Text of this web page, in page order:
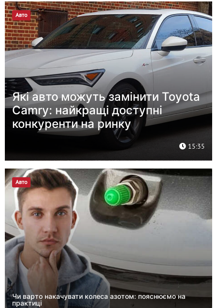
Авто
Які авто можуть замінити Toyota
Camry: найкращі доступні
конкуренти на ринку
15:35
Авто
Чи варто накачувати колеса азотом: пояснюємо на
практиці